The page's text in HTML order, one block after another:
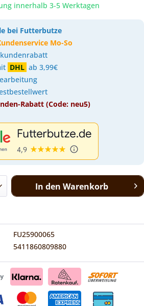
innerhalb 3-5 Werktagen
bei Futterbutze
Mo-So
DHL ab 3,99€
Rabatt (Code: neu5)
In den Warenkorb
FU25900065
5411860809880